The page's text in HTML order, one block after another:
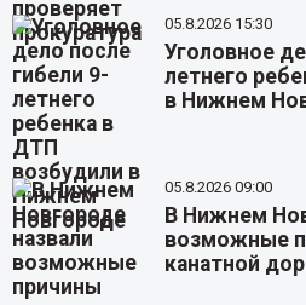
05.8.2026 15:30
Уголовное
летнего
в Нижнем
05.8.2026 09:00
В Нижнем
возможные
канатной